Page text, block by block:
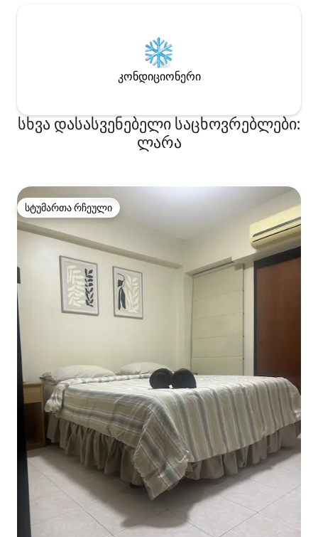
კონდიციონერი
სხვა დასასვენებელი საცხოვრებლები:
ლარა
სტუმართა რჩეული
სტუმართა რჩეული